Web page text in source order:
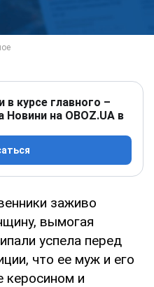
в курсе главного –
Новини на OBOZ.UA в
заживо
вымогая
успела перед
что ее муж и его
керосином и